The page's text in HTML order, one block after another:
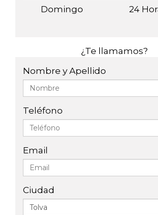
Domingo 24
¿Te llamamos?
Nombre y Apellido
Teléfono
Email
Ciudad